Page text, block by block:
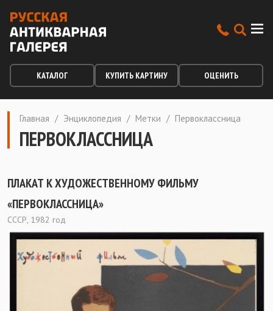
КАТАЛОГ КУПИТЬ КАРТИНУ ОЦЕНИТЬ
Главная / Энциклопедия / Метки / Первоклассница
ПЕРВОКЛАССНИЦА
ПЛАКАТ К ХУДОЖЕСТВЕННОМУ ФИЛЬМУ
«ПЕРВОКЛАССНИЦА»
СССР, 1982 год